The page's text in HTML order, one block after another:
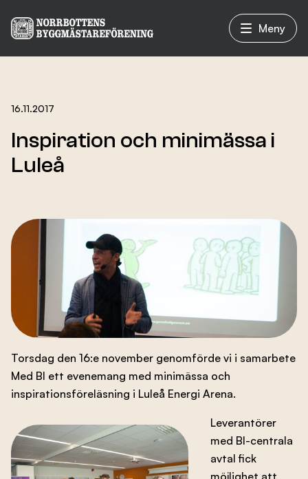
Meny
Om oss
Evenemang
Branschens utveckling
Kontakta oss
Besök nbf.se
16.11.2017
Inspiration och minimässa i
Luleå
Torsdag den 16:e november genomförde vi i samarbete
Med BI ett evenemang med minimässa och
inspirationsföreläsning i Luleå Energi Arena.
Leverantörer
med BI-centrala
avtal fick